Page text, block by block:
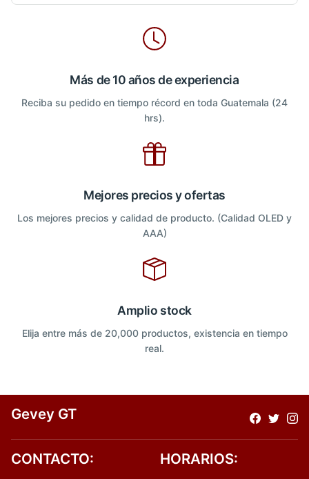
Más de 10 años de experiencia
Reciba su pedido en tiempo récord en toda Guatemala (24
hrs).
Mejores precios y ofertas
Los mejores precios y calidad de producto. (Calidad OLED y
AAA)
Amplio stock
Elija entre más de 20,000 productos, existencia en tiempo
real.
Gevey GT
CONTACTO: HORARIOS: